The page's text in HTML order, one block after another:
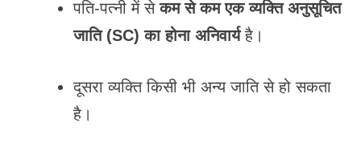
पति-पत्नी में सेकम से कम एक व्यक्ति अनुसूचित
जाति (SC) का होना अनिवार्यहै।
दूसरा व्यक्ति किसी भी अन्य जाति से हो सकता
है।